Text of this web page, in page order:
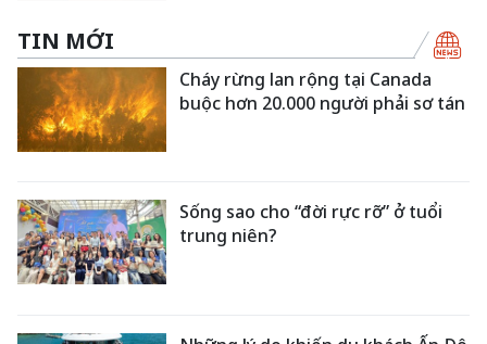
TIN MỚI
Cháy rừng lan rộng tại Canada
buộc hơn 20.000 người phải sơ tán
Sống sao cho “đời rực rỡ” ở tuổi
trung niên?